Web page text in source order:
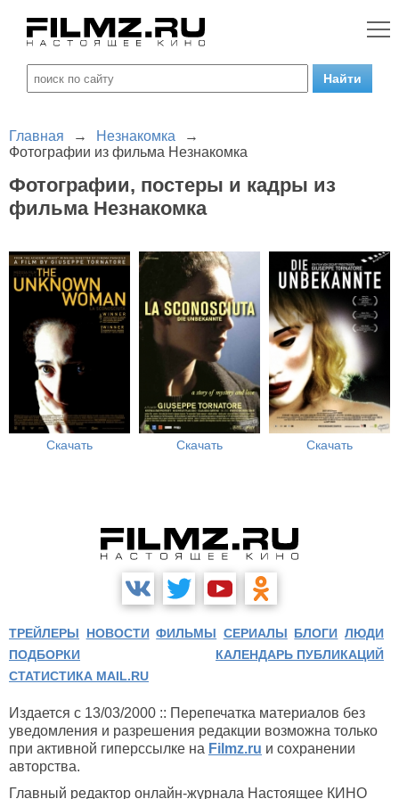
Главная → Незнакомка
→
Фотографии из фильма Незнакомка
Фотографии, постеры и кадры из
фильма Незнакомка
Скачать Скачать Скачать
ТРЕЙЛЕРЫ НОВОСТИ ФИЛЬМЫ СЕРИАЛЫ БЛОГИ ЛЮДИ
ПОДБОРКИ
КАЛЕНДАРЬ ПУБЛИКАЦИЙ
СТАТИСТИКА MAIL.RU
Издается с 13/03/2000 :: Перепечатка материалов без
уведомления и разрешения редакции возможна только
при активной гиперссылке на Filmz.ru и сохранении
авторства.
Главный редактор онлайн-журнала Настоящее КИНО